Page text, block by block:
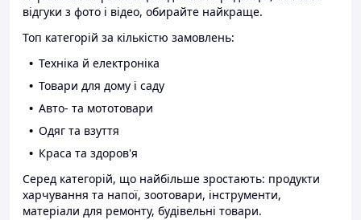
відгуки з фото і відео, обирайте найкраще.
Топ категорій за кількістю замовлень:
Техніка й електроніка
Товари для дому і саду
Авто- та мототовари
Одяг та взуття
Краса та здоров'я
Серед категорій, що найбільше зростають: продукти
харчування та напої, зоотовари, інструменти,
матеріали для ремонту, будівельні товари.